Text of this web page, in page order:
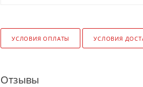
УСЛОВИЯ ОПЛАТЫ УСЛОВИЯ
Отзывы